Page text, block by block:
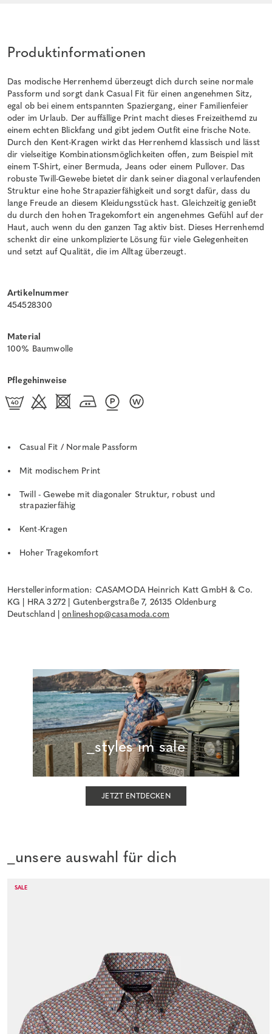
Produktinformationen
Das modische Herrenhemd überzeugt dich durch seine normale
Passform und sorgt dank Casual Fit für einen angenehmen Sitz,
egal ob bei einem entspannten Spaziergang, einer Familienfeier
oder im Urlaub. Der auffällige Print macht dieses Freizeithemd zu
einem echten Blickfang und gibt jedem Outfit eine frische Note.
Durch den Kent-Kragen wirkt das Herrenhemd klassisch und lässt
dir vielseitige Kombinationsmöglichkeiten offen, zum Beispiel mit
einem T-Shirt, einer Bermuda, Jeans oder einem Pullover. Das
robuste Twill-Gewebe bietet dir dank seiner diagonal verlaufenden
Struktur eine hohe Strapazierfähigkeit und sorgt dafür, dass du
lange Freude an diesem Kleidungsstück hast. Gleichzeitig genießt
du durch den hohen Tragekomfort ein angenehmes Gefühl auf der
Haut, auch wenn du den ganzen Tag aktiv bist. Dieses Herrenhemd
schenkt dir eine unkomplizierte Lösung für viele Gelegenheiten
und setzt auf Qualität, die im Alltag überzeugt.
Artikelnummer
454528300
Material
100% Baumwolle
Pflegehinweise
Casual Fit / Normale Passform
Mit modischem Print
Twill - Gewebe mit diagonaler Struktur, robust und
strapazierfähig
Kent-Kragen
Hoher Tragekomfort
Herstellerinformation: CASAMODA Heinrich Katt GmbH & Co.
KG | HRA 3272 | Gutenbergstraße 7, 26135 Oldenburg
Deutschland |onlineshop@casamoda.com
_styles im sale
JETZT ENTDECKEN
_unsere auswahl für dich
SALE